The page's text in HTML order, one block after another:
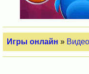
Игры онлайн » Видео